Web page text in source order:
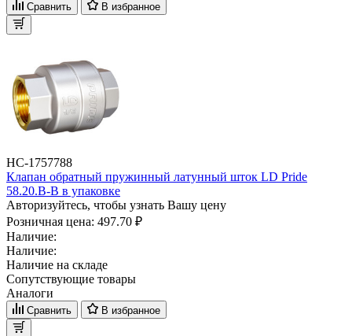
Сравнить В избранное
НС-1757788
Клапан обратный пружинный латунный шток LD Pride
58.20.В-В в упаковке
Авторизуйтесь, чтобы узнать Вашу цену
Розничная цена: 497.70 ₽
Наличие:
Наличие:
Наличие на складе
Сопутствующие товары
Аналоги
Сравнить В избранное